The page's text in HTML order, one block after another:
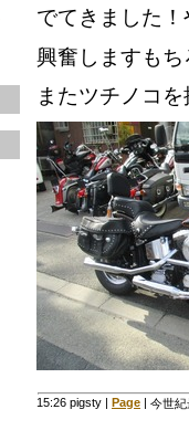
でてきました
興奮しますも
またツチノコ
15:26 pigsty | Page | 今世